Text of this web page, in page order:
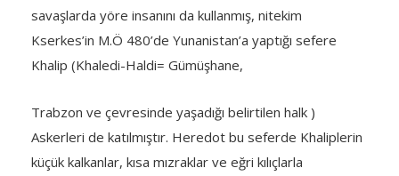
savaşlarda yöre insanını da kullanmış, nitekim
Kserkes’in M.Ö 480’de Yunanistan’a yaptığı sefere
Khalip (Khaledi-Haldi= Gümüşhane,
Trabzon ve çevresinde yaşadığı belirtilen halk )
Askerleri de katılmıştır. Heredot bu seferde Khaliplerin
küçük kalkanlar, kısa mızraklar ve eğri kılıçlarla